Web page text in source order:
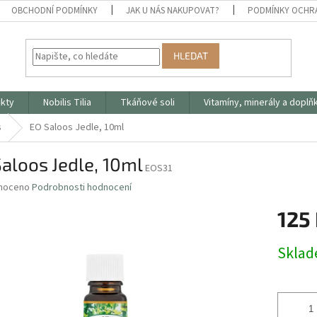
OBCHODNÍ PODMÍNKY JAK U NÁS NAKUPOVAT? PODMÍNKY
HLEDAT
Nobilis Tilia Tkáňové soli Vitamíny, minerály a
EO Saloos Jedle, 10ml
Jedle, 10mlEOS31
Podrobnosti hodnocení
125
cena: